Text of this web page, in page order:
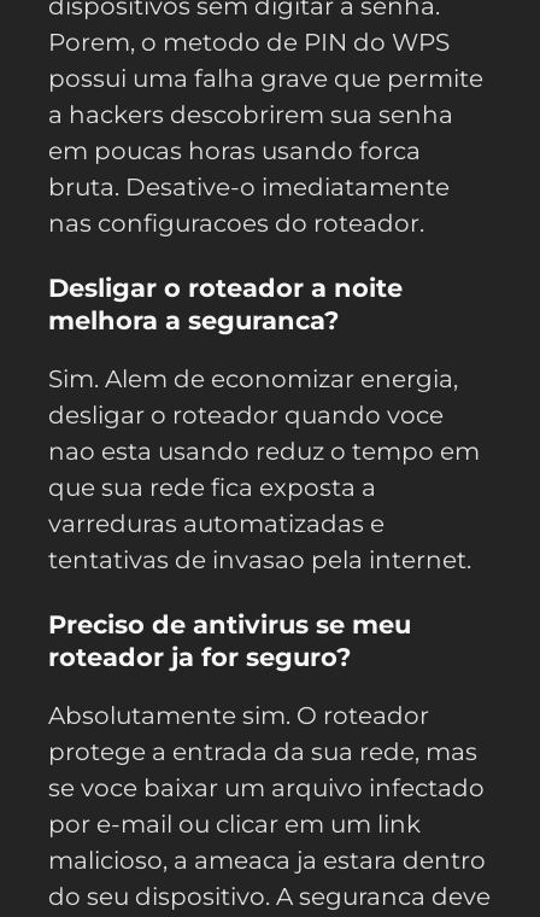
dispositivos sem digitar a senha.
Porem, o metodo de PIN do WPS
possui uma falha grave que permite
a hackers descobrirem sua senha
em poucas horas usando forca
bruta. Desative-o imediatamente
nas configuracoes do roteador.
Desligar o roteador a noite
melhora a seguranca?
Sim. Alem de economizar energia,
desligar o roteador quando voce
nao esta usando reduz o tempo em
que sua rede fica exposta a
varreduras automatizadas e
tentativas de invasao pela internet.
Preciso de antivirus se meu
roteador ja for seguro?
Absolutamente sim. O roteador
protege a entrada da sua rede, mas
se voce baixar um arquivo infectado
por e-mail ou clicar em um link
malicioso, a ameaca ja estara dentro
do seu dispositivo. A seguranca deve